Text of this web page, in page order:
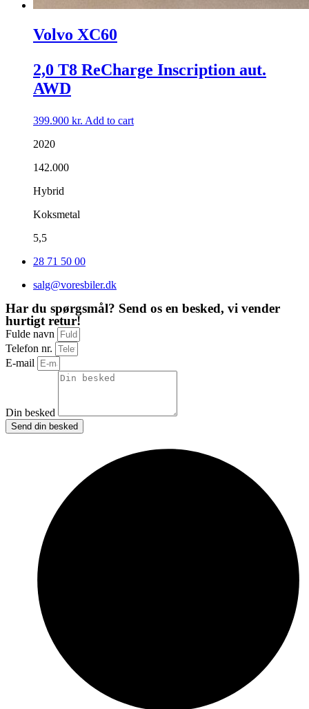
Volvo XC60
2,0 T8 ReCharge Inscription aut.
AWD
399.900 kr. Add to cart
2020
142.000
Hybrid
Koksmetal
5,5
28 71 50 00
salg@voresbiler.dk
Har du spørgsmål? Send os en besked, vi vender
hurtigt retur!
Fulde navn
Telefon nr.
E-mail
Din besked
Send din besked